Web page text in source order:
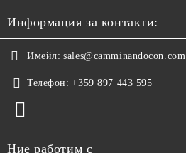
Информация за контакти:
Имейл: sales@camminandocon.com
Телефон: +359 897 443 595
Ние работим с